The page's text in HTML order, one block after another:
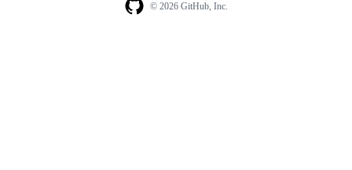
© 2026 GitHub, Inc.